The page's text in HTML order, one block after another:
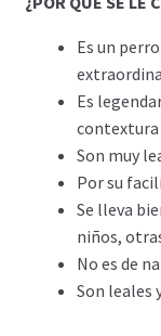
Es un
Es
Son muy
Por su
Se lleva
niños,
No es de
Son leales